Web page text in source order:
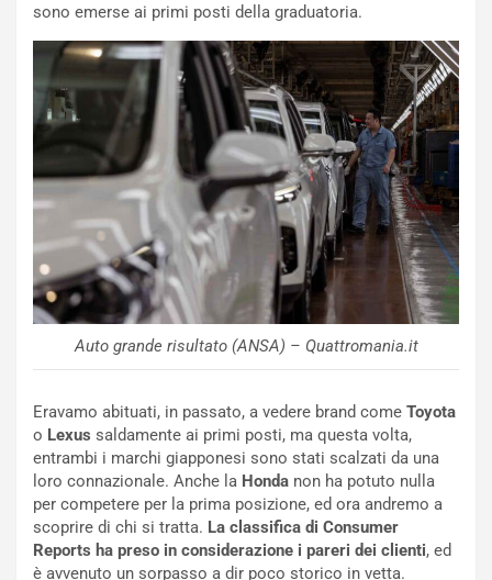
sono emerse ai primi posti della graduatoria.
Auto grande risultato (ANSA) – Quattromania.it
Eravamo abituati, in passato, a vedere brand come Toyota
o Lexus saldamente ai primi posti, ma questa volta,
entrambi i marchi giapponesi sono stati scalzati da una
loro connazionale. Anche la Honda non ha potuto nulla
per competere per la prima posizione, ed ora andremo a
scoprire di chi si tratta. La classifica di Consumer
Reports ha preso in considerazione i pareri dei clienti, ed
è avvenuto un sorpasso a dir poco storico in vetta.
NOTIZIE
C
n
e
a
o
O
a
o
d
P
a
P
e
a
C
a
e
g
D
D
F
o
m
u